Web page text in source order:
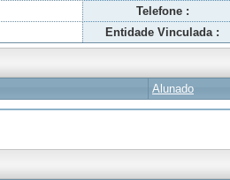
Telefone :
Entidade Vinculada :
Alunado